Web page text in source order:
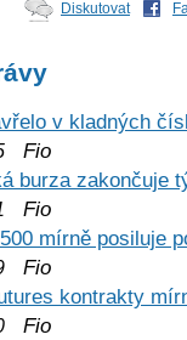
Diskutovat
v kladných
Fio
burza zakončuje
Fio
mírně posiluje
Fio
kontrakty
Fio